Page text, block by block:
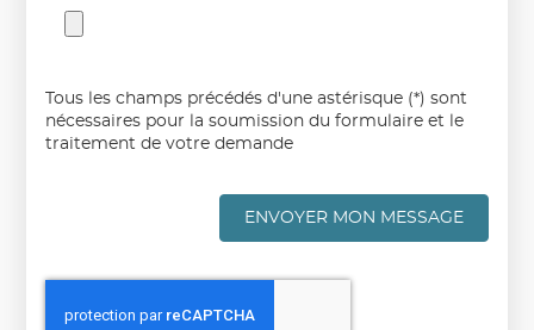
Tous les champs précédés d'une astérisque (*) sont
nécessaires pour la soumission du formulaire et le
traitement de votre demande
ENVOYER MON MESSAGE